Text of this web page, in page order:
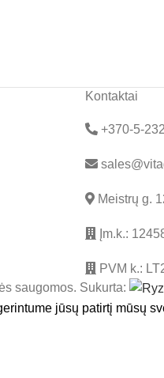
Kontaktai
+370-5-
Meistrų g.
Įm.k.:
PVM k.:
saugomos. Sukurta:
jūsų patirtį mūsų